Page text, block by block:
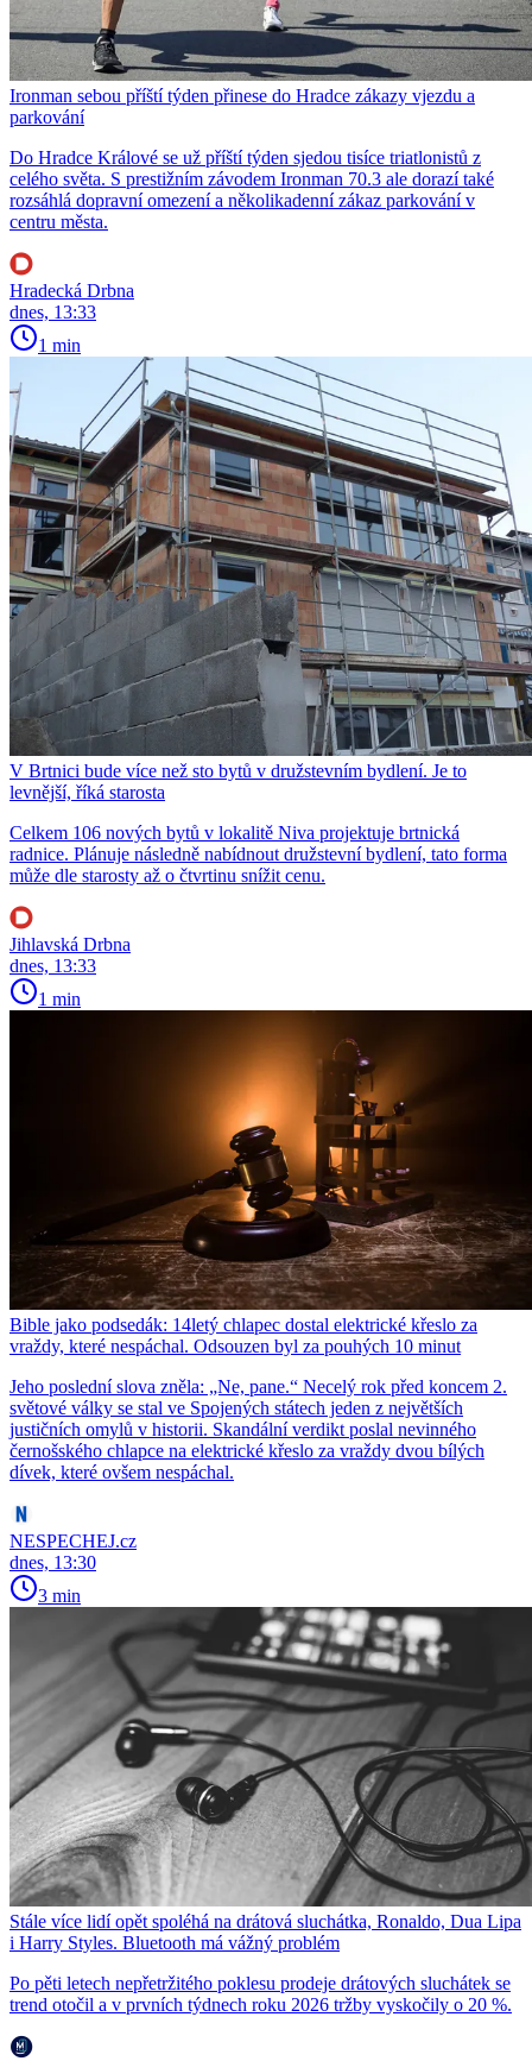
Ironman sebou příští týden přinese do Hradce zákazy vjezdu a
parkování
Do Hradce Králové se už příští týden sjedou tisíce triatlonistů z
celého světa. S prestižním závodem Ironman 70.3 ale dorazí také
rozsáhlá dopravní omezení a několikadenní zákaz parkování v
centru města.
Hradecká Drbna
dnes, 13:33
1 min
V Brtnici bude více než sto bytů v družstevním bydlení. Je to
levnější, říká starosta
Celkem 106 nových bytů v lokalitě Niva projektuje brtnická
radnice. Plánuje následně nabídnout družstevní bydlení, tato forma
může dle starosty až o čtvrtinu snížit cenu.
Jihlavská Drbna
dnes, 13:33
1 min
Bible jako podsedák: 14letý chlapec dostal elektrické křeslo za
vraždy, které nespáchal. Odsouzen byl za pouhých 10 minut
Jeho poslední slova zněla: „Ne, pane.“ Necelý rok před koncem 2.
světové války se stal ve Spojených státech jeden z největších
justičních omylů v historii. Skandální verdikt poslal nevinného
černošského chlapce na elektrické křeslo za vraždy dvou bílých
dívek, které ovšem nespáchal.
NESPECHEJ.cz
dnes, 13:30
3 min
Stále více lidí opět spoléhá na drátová sluchátka, Ronaldo, Dua Lipa
i Harry Styles. Bluetooth má vážný problém
Po pěti letech nepřetržitého poklesu prodeje drátových sluchátek se
trend otočil a v prvních týdnech roku 2026 tržby vyskočily o 20 %.